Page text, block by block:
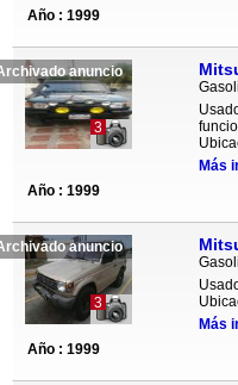
Año : 1999
anuncio
3
Más
Año : 1999
anuncio
3
Más
Año : 1999